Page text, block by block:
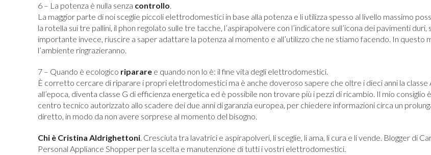
6 – La potenza è nulla senza controllo.
La maggior parte di noi sceglie piccoli elettrodomestici in base alla potenza e li utilizza spesso al livello massimo
la rotella sui tre pallini, il phon regolato sulle tre tacche, l’aspirapolvere con l’indicatore sull’icona dei pavimenti
importante invece, riuscire a saper adattare la potenza al momento e all’utilizzo che ne stiamo facendo. In questo
l’ambiente ringrazieranno.
7 – Quando è ecologico riparare e quando non lo è: il fine vita degli elettrodomestici.
È corretto cercare di riparare i propri elettrodomestici ma è anche doveroso sapere che oltre i dieci anni la classe
all’epoca, diventa classe G di efficienza energetica ed è possibile non trovare più i pezzi di ricambio. Il mio consiglio
centro tecnico autorizzato allo scadere dei due anni di garanzia europea, per chiedere informazioni circa un
diretto, in modo da non avere sorprese al momento del bisogno.
Chi è Cristina Aldrighettoni. Cresciuta tra lavatrici e aspirapolveri, li sceglie, li ama, li cura e li vende. Blogger di
Personal Appliance Shopper per la scelta e manutenzione di tutti i vostri elettrodomestici.